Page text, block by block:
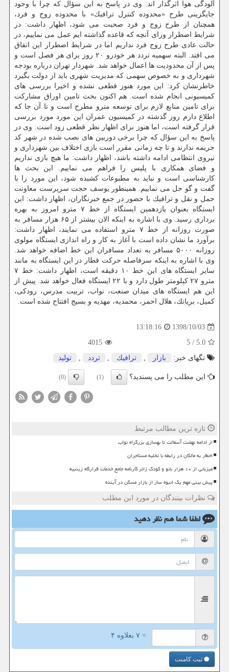
آلودگی هوا اثرگذار اند. وی در پاسخ به این سؤال كه چرا با وجود
جایگزینی طرح «محدوده كنترل ترافیك» با محدوده زوج و فرد،
همچنان از طرح زوج و فرد صحبت می شود، اظهار داشت: در
شرایط اضطرار ورای آنچه كه قاعده گذاشته ایم عمل می نماییم، در
حالت عادی طرح زوج فرد نداریم اما در شرایط اضطرار این اتفاق
می افتد. البته سهمیه تردد هر خودرو ۲۰ روز برای هر فصل است و
پس از آن محدودیت ها اعمال خواهد شد. شهردار تهران درباره بودجه
شهرداری و به خصوص سهمی كه مدیریت شهری باید از دولت بگیرد
خاطرنشان كرد: این مورد هنوز قطعی نشده و اخیرا بررسی های
كمیسیونی انجام شده است. هم اكنون بحث تامین اوراق مشاركت
برای تامین منابع لازم برای توسعه مترو مطرح است و تا آن جا كه
اطلاع دارم روز گذشته در كمیسیون عمران این مورد مورد بررسی
قرار گرفته است، اما هنوز برای اظهار نظر قطعی زود است. وی در
پاسخ به این سؤال كه چرا برخی دوربین های نصب شده در شهر كد
جریمه ندارند و تا چه زمانی مقرر است بازی اختلاف بین شهرداری و
نیروی انتظامی ادامه داشته باشد، اظهار داشت: ما هیچ بازی نداریم
و فضای همكاری با پلیس را فراهم می نماییم. این بحث ها
كارشناسی است و نباید به مطبوعات كشیده شود، این مورد را با
گفت و گو حل می نماییم. همینطور یوسف حجت سرپرست معاونت
حمل و نقل و ترافیك با حضور در جمع خبرنگاران، اظهار داشت: این
ایستگاه بعنوان یازدهمین ایستگاه از خط ۷ مترو امروز به بهره
برداری رسید. وی با اشاره به اینكه الان بیشتر از ۶۵ هزار مسافر به
صورت روزانه از خط ۷ مترو استفاده می نمایند، اظهار داشت:
برآورد ما نشان داده است با آغاز به كار و راه اندازی ایستگاه مولوی
روزانه ۵۰۰۰ مسافر به تعداد مسافران این خط اضافه خواهد شد.
وی با اشاره به اینكه سرفاصله حركت قطار در این ایستگاه به مانند
سایر ایستگاه های این خط ۱۰ دقیقه است، اظهار داشت: خط ۷
مترو ۲۷ كیلومتر طول دارد و با ۲۲ ایستگاه فعال خواهد شد. پیش از
این هم ایستگاه های میدان صنعت، نواب، تربیت مدرس، رودكی،
كمیل، بریانك، هلال احمر، محمدیه، مهدیه و بسیج افتتاح شده است.
1398/10/03
13:18:16
5.0
/
5
4015
تگهای خبر:
بازار , ترافیك , تردد , تولید
این مطلب را می پسندید؟ (1)
(0)
تازه ترین مطالب مرتبط
از ادامه نهضت آسفالت تا بهسازی بزرگراه نواب
اخطار به مالکان در رابطه با تخلیه مستأجران
میزبانی از ۱۰ هزار بانو و کودک زائر کارنامه جامع خدمات قرارگاه زینبیه
پیش بینی مهم یک انبوه ساز از بازار مسکن در آینده
نظرات بینندگان در مورد این مطلب
لطفا شما همنظر دهید
= ۷ بعلاوه ۴
ثبت کامنت